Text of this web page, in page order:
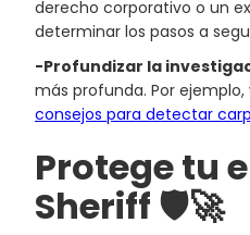
derecho corporativo o un
determinar los pasos a
-Profundizar la
más profunda. Por
consejos para detectar
Protege tu
Sheriff 🛡️🚀